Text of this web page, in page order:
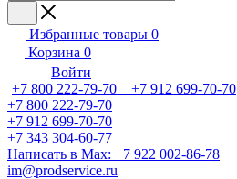
Избранные товары 0
Корзина 0
Войти
+7 800 222-79-70 +7 912 699-70-70
+7 800 222-79-70
+7 912 699-70-70
+7 343 304-60-77
Написать в Max: +7 922 002-86-78
im@prodservice.ru